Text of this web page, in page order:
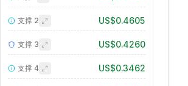
支撑 2 US$0.4605
支撑 3 US$0.4260
支撑 4 US$0.3462